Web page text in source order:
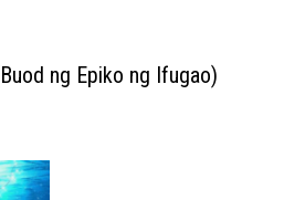
ng Epiko ng Ifugao)